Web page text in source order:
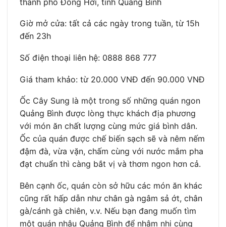
Giờ mở cửa: tất cả các ngày trong tuần, từ 15h
đến 23h
Số điện thoại liên hệ: 0888 868 777
Giá tham khảo: từ 20.000 VNĐ đến 90.000 VNĐ
Ốc Cây Sung là một trong số những quán ngon
Quảng Bình được lòng thực khách địa phương
với món ăn chất lượng cùng mức giá bình dân.
Ốc của quán được chế biến sạch sẽ và nêm nếm
đậm đà, vừa vặn, chấm cùng với nước mắm pha
đạt chuẩn thì càng bắt vị và thơm ngon hơn cả.
Bên cạnh ốc, quán còn sở hữu các món ăn khác
cũng rất hấp dẫn như chân gà ngâm sả ớt, chân
gà/cánh gà chiên, v.v. Nếu bạn đang muốn tìm
một quán nhậu Quảng Bình để nhâm nhi cùng